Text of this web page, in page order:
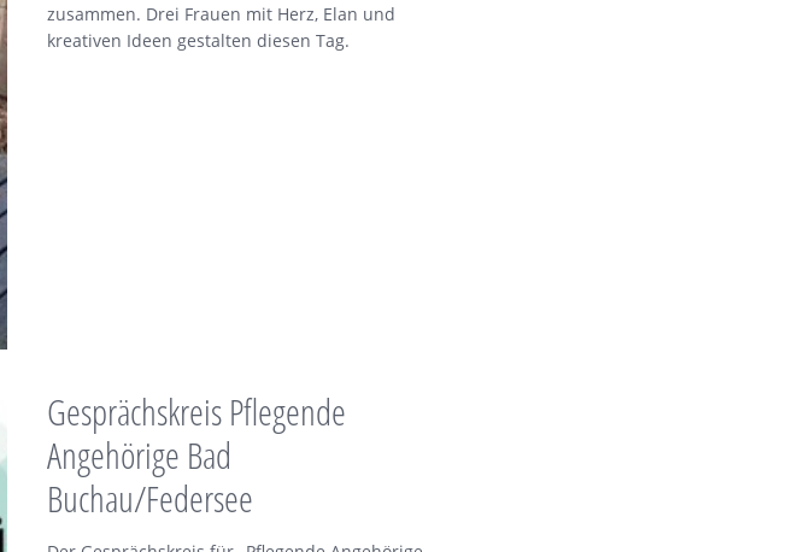
zusammen. Drei Frauen mit Herz, Elan und
kreativen Ideen gestalten diesen Tag.
Gesprächskreis Pflegende
Angehörige Bad
Buchau/Federsee